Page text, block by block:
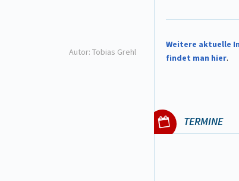
Autor: Tobias Grehl
Weitere aktuelle
findet man hier.
TERMINE